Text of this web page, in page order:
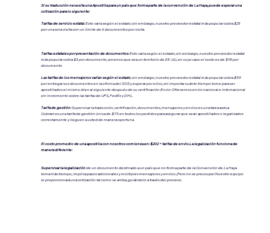
Si su traducción necesita una Apostilla para un país que forma parte de la convención de La Haya, puede esperar una
cotización para lo siguiente:
Tarifas de servicio estatal:Esto varía según el estado; sin embargo, nuestro proveedor estatal más popular cobra $25
por una sola visita con un límite de 6 documentos por visita.
Tarifas estatales por presentación de documentos:Esto varía según el estado; sin embargo, nuestro proveedor estatal
más popular cobra $3 por documento, a menos que sea un territorio de EE. UU., en cuyo caso el costo es de $18 por
documento.
Las tarifas de los mensajeros varían según el estado; sin embargo, nuestro proveedor estatal más popular cobra $99
por entregar sus documentos en la oficina del SOS y esperar por ellos, sin importar cuánto tiempo tome para ser
apostillados el mismo día o al siguiente después de su certificación.Envío: Ofrecemos envío nacional e internacional
sin incremento sobre las tarifas de UPS, FedEx y DHL.
Tarifa de gestión:Supervisar la traducción, certificación, documentos, mensajeros y envíos es una tarea ardua.
Cobramos una tarifa de gestión única de $75 en todos los pedidos para asegurar que sean apostillados o legalizados
correctamente y lleguen a usted de manera oportuna.
El costo promedio de una apostilla con nosotros comienza en: $202 + tarifas de envío.La legalización funciona de
manera diferente:
Supervisar la legalizaciónde un documento destinado a un país que no forma parte de la Convención de La Haya
toma más tiempo, implica pasos adicionales y múltiples mensajeros y envíos. ¡Pero no se preocupe! Nuestro equipo
le proporcionará una cotización tal como ve arriba, guiándolo a través del proceso.